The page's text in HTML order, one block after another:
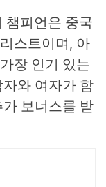
챔피언은 중국
스트이며, 아
장 인기 있는
와 여자가 ​​함
보너스를 받